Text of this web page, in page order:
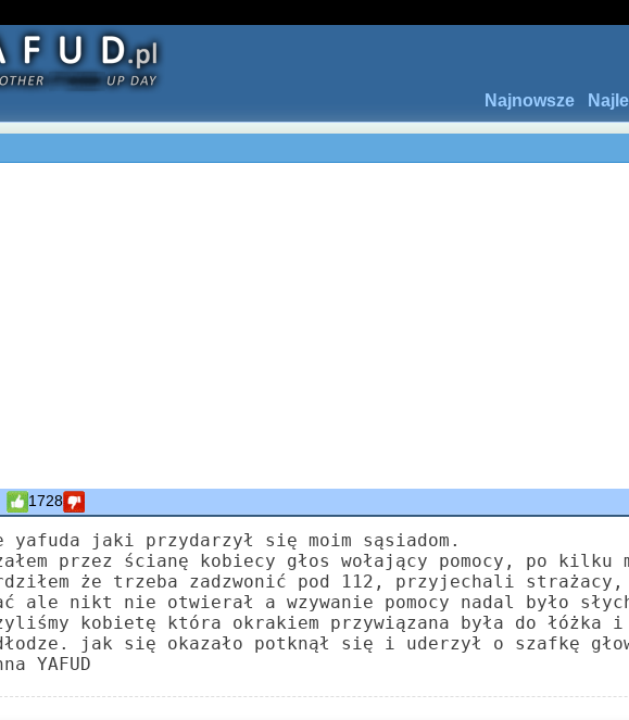
Najnowsze
1728
yafuda jaki przydarzył się moim sąsiadom.
przez ścianę kobiecy głos wołający pomocy, po kilku
że trzeba zadzwonić pod 112, przyjechali
ale nikt nie otwierał a wzywanie pomocy nadal było
kobietę która okrakiem przywiązana była do łóżka
jak się okazało potknął się i uderzył o szafkę
YAFUD